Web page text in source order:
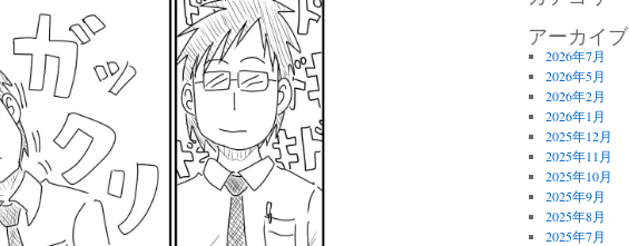
アーカイブ
2026年7月
2026年5月
2026年2月
2026年1月
2025年12月
2025年11月
2025年10月
2025年9月
2025年8月
2025年7月